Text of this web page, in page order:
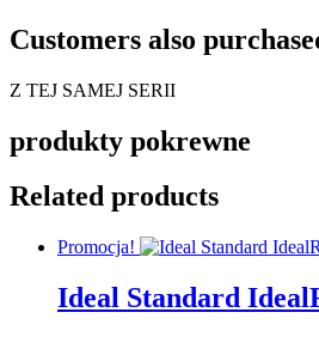
Customers also
Z TEJ SAMEJ SERII
produkty pokrewne
Related products
Promocja!
Ideal Standard